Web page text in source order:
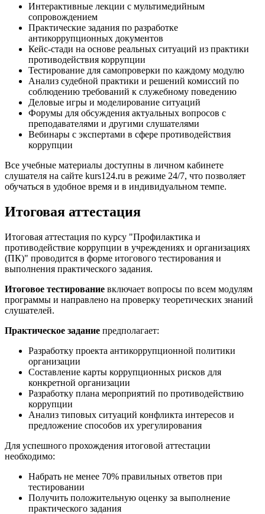
Интерактивные лекции с мультимедийным
сопровождением
Практические задания по разработке
антикоррупционных документов
Кейс-стади на основе реальных ситуаций из практики
противодействия коррупции
Тестирование для самопроверки по каждому модулю
Анализ судебной практики и решений комиссий по
соблюдению требований к служебному поведению
Деловые игры и моделирование ситуаций
Форумы для обсуждения актуальных вопросов с
преподавателями и другими слушателями
Вебинары с экспертами в сфере противодействия
коррупции
Все учебные материалы доступны в личном кабинете
слушателя на сайте kurs124.ru в режиме 24/7, что позволяет
обучаться в удобное время и в индивидуальном темпе.
Итоговая аттестация
Итоговая аттестация по курсу "Профилактика и
противодействие коррупции в учреждениях и организациях
(ПК)" проводится в форме итогового тестирования и
выполнения практического задания.
Итоговое тестирование включает вопросы по всем модулям
программы и направлено на проверку теоретических знаний
слушателей.
Практическое задание предполагает:
Разработку проекта антикоррупционной политики
организации
Составление карты коррупционных рисков для
конкретной организации
Разработку плана мероприятий по противодействию
коррупции
Анализ типовых ситуаций конфликта интересов и
предложение способов их урегулирования
Для успешного прохождения итоговой аттестации
необходимо:
Набрать не менее 70% правильных ответов при
тестировании
Получить положительную оценку за выполнение
практического задания